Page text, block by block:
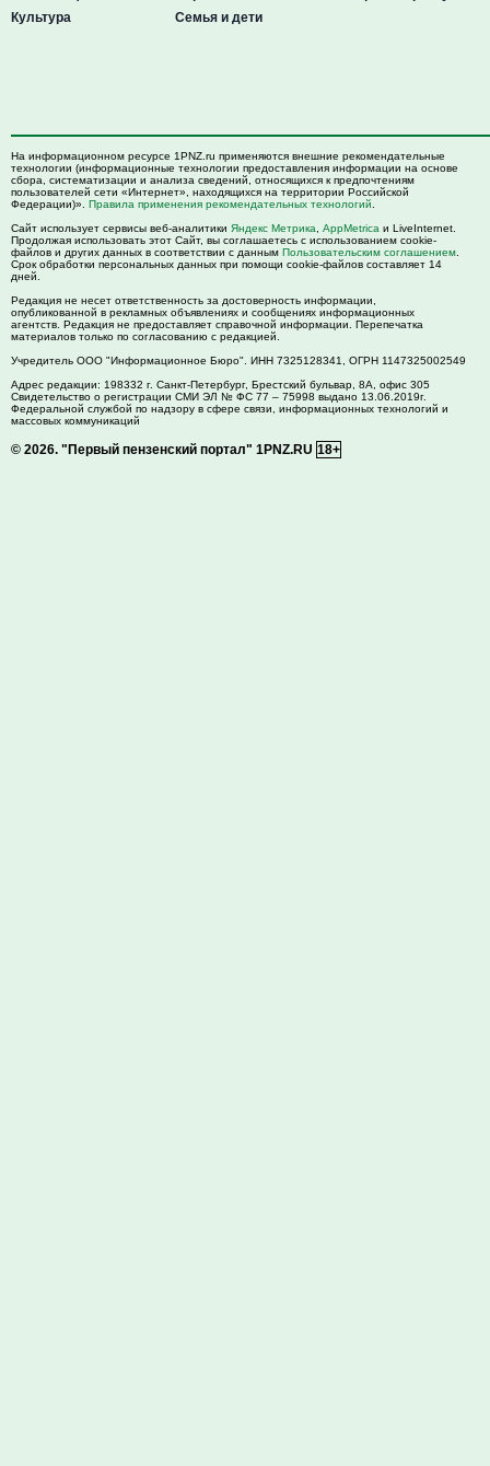
Культура
Семья и дети
На информационном ресурсе 1PNZ.ru применяются внешние рекомендательные
технологии (информационные технологии предоставления информации на основе
сбора, систематизации и анализа сведений, относящихся к предпочтениям
пользователей сети «Интернет», находящихся на территории Российской
Федерации)». Правила применения рекомендательных технологий
Сайт использует сервисы веб-аналитики Яндекс Метрика AppMetrica и LiveInternet.
Продолжая использовать этот Сайт, вы соглашаетесь с использованием cookie-
файлов и других данных в соответствии с данным Пользовательским соглашением
Срок обработки персональных данных при помощи cookie-файлов составляет 14
дней.
Редакция не несет ответственность за достоверность информации,
опубликованной в рекламных объявлениях и сообщениях информационных
агентств. Редакция не предоставляет справочной информации. Перепечатка
материалов только по согласованию с редакцией.
Учредитель ООО "Информационное Бюро". ИНН 7325128341, ОГРН 1147325002549
Адрес редакции: 198332 г. Санкт-Петербург, Брестский бульвар, 8А, офис 305
Свидетельство о регистрации СМИ ЭЛ № ФС 77 – 75998 выдано 13.06.2019г.
Федеральной службой по надзору в сфере связи, информационных технологий и
массовых коммуникаций
© 2026. "Первый пензенский портал" 1PNZ.RU 18+